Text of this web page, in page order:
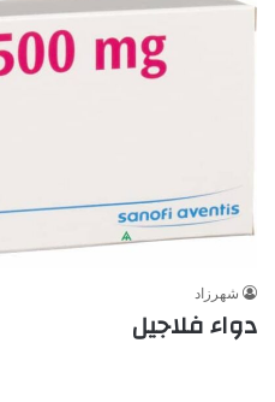
شهرزاد
دواء فلاجيل